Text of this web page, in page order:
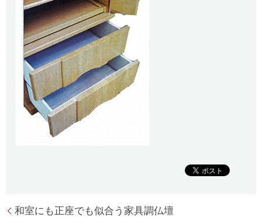
和室にも正座でも似合う家具調仏壇